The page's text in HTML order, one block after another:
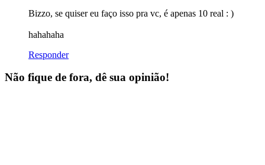
Bizzo, se quiser eu faço isso pra vc, é apenas 10 real : )
hahahaha
Responder
Não fique de fora, dê sua opinião!